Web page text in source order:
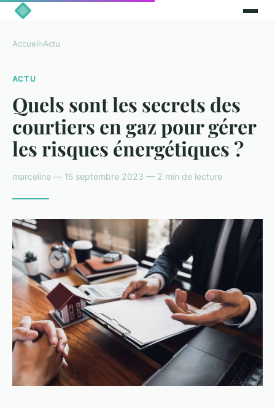
Accueil›Actu
ACTU
Quels sont les secrets des
courtiers en gaz pour gérer
les risques énergétiques ?
marceline — 15 septembre 2023 — 2 min de lecture